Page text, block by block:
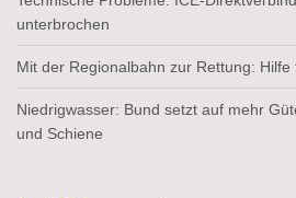
unterbrochen
Mit der Regionalbahn zur Rettung: Hilfe
Niedrigwasser: Bund setzt auf mehr
und Schiene